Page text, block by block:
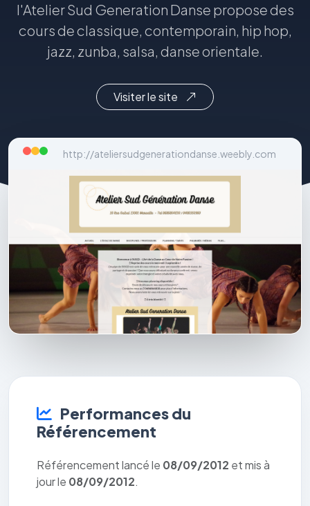
l'Atelier Sud Generation Danse propose des
cours de classique, contemporain, hip hop,
jazz, zunba, salsa, danse orientale.
Visiter le site
http://ateliersudgenerationdanse.weebly.com
Performances du
Référencement
Référencement lancé le 08/09/2012 et mis à
jour le 08/09/2012.